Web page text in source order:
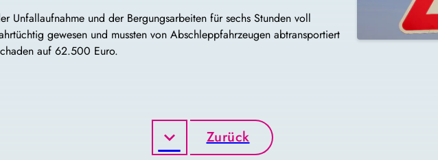
Unfallaufnahme und der Bergungsarbeiten für sechs Stunden voll
gewesen und mussten von Abschleppfahrzeugen abtransportiert
auf 62.500 Euro.
Zurück